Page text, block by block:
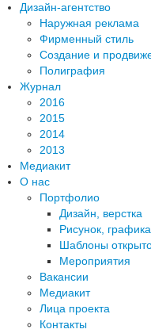
Дизайн-агентство
Наружная реклама
Фирменный стиль
Создание и
Полиграфия
Журнал
2016
2015
2014
2013
Медиакит
О нас
Портфолио
Дизайн, верстка
Рисунок, графика
Шаблоны
Мероприятия
Вакансии
Медиакит
Лица проекта
Контакты